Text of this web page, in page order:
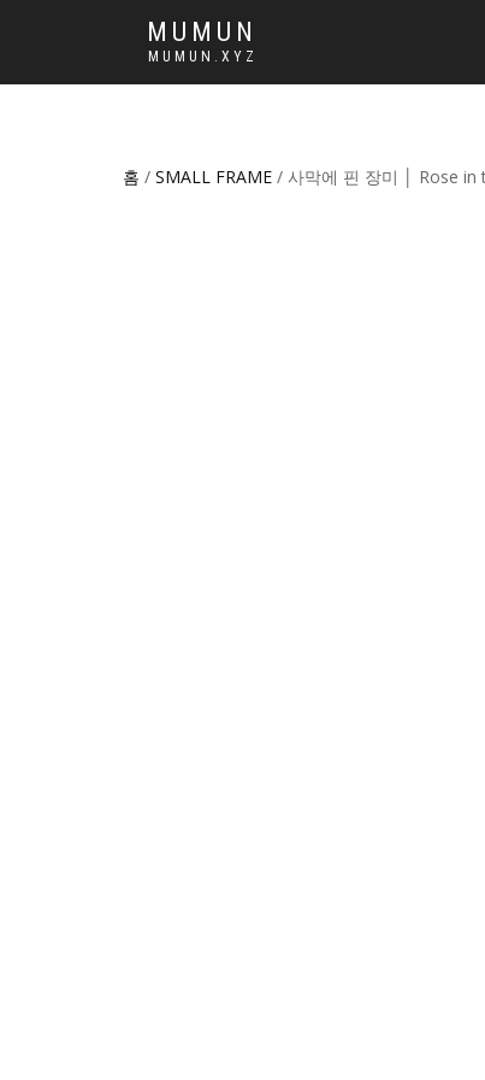
MUMUN
MUMUN.XYZ
홈 / SMALL FRAME / 사막에 핀 장미 │ Rose in